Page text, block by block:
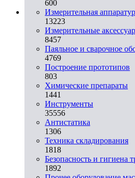
600
Измерительная
13223
Измерительные
8457
Паяльное и сварочное
4769
Построение прототипов
803
Химические препараты
1441
Инструменты
35556
Aнтистатика
1306
Техника складирования
1818
Безопасность и гигиена
1892